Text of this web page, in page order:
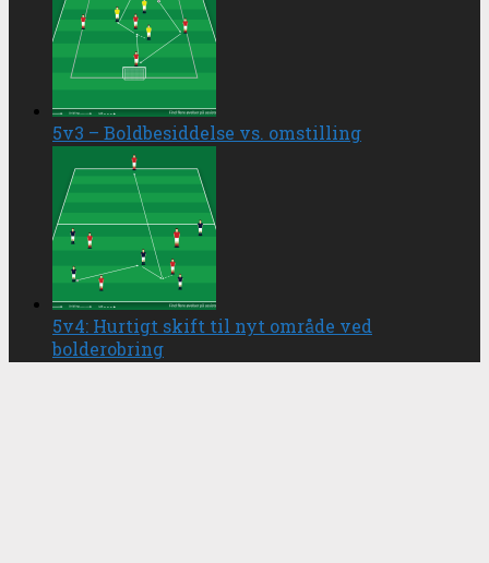
5v3 – Boldbesiddelse vs. omstilling
5v4: Hurtigt skift til nyt område ved
bolderobring